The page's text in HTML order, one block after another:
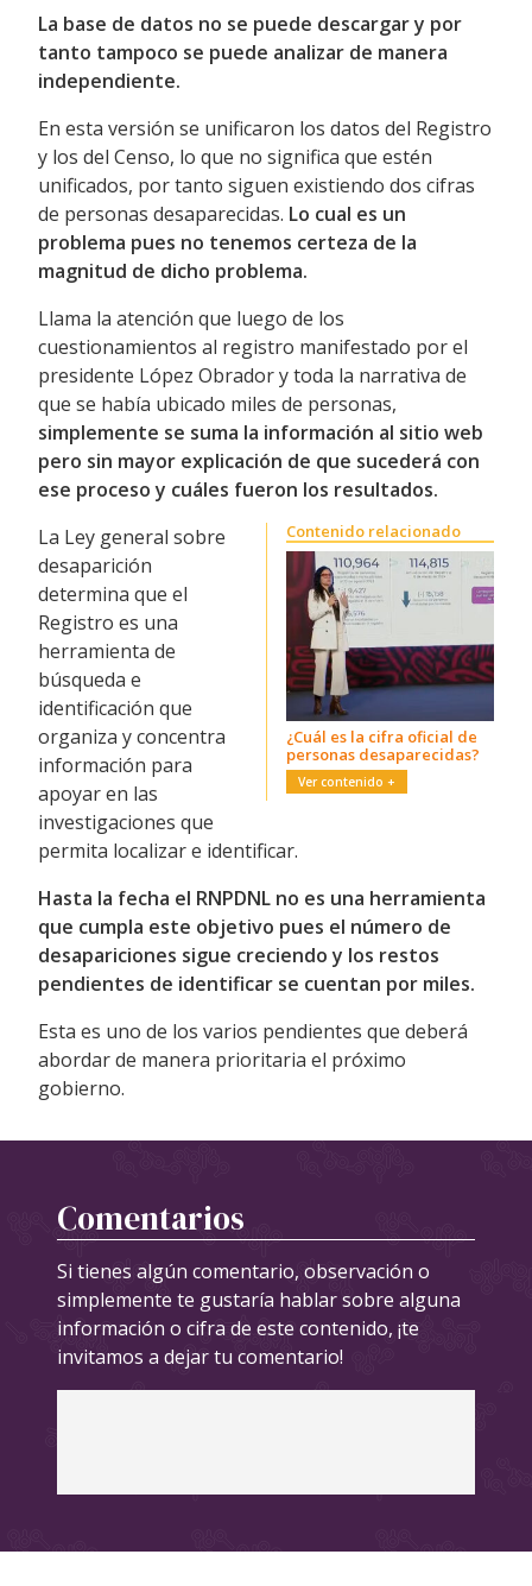
La base de datos no se puede descargar y por
tanto tampoco se puede analizar de manera
independiente.
En esta versión se unificaron los datos del Registro
y los del Censo, lo que no significa que estén
unificados, por tanto siguen existiendo dos cifras
de personas desaparecidas. Lo cual es un
problema pues no tenemos certeza de la
magnitud de dicho problema.
Llama la atención que luego de los
cuestionamientos al registro manifestado por el
presidente López Obrador y toda la narrativa de
que se había ubicado miles de personas,
simplemente se suma la información al sitio web
pero sin mayor explicación de que sucederá con
ese proceso y cuáles fueron los resultados.
¿Cuál es la cifra oficial de
personas desaparecidas?
La Ley general sobre
desaparición
determina que el
Registro es una
herramienta de
búsqueda e
identificación que
organiza y concentra
información para
apoyar en las
investigaciones que
permita localizar e identificar.
Hasta la fecha el RNPDNL no es una herramienta
que cumpla este objetivo pues el número de
desapariciones sigue creciendo y los restos
pendientes de identificar se cuentan por miles.
Esta es uno de los varios pendientes que deberá
abordar de manera prioritaria el próximo
gobierno.
Comentarios
Si tienes algún comentario, observación o
simplemente te gustaría hablar sobre alguna
información o cifra de este contenido, ¡te
invitamos a dejar tu comentario!